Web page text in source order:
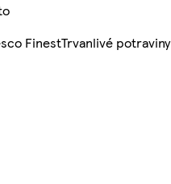
FinestTrvanlivé potraviny